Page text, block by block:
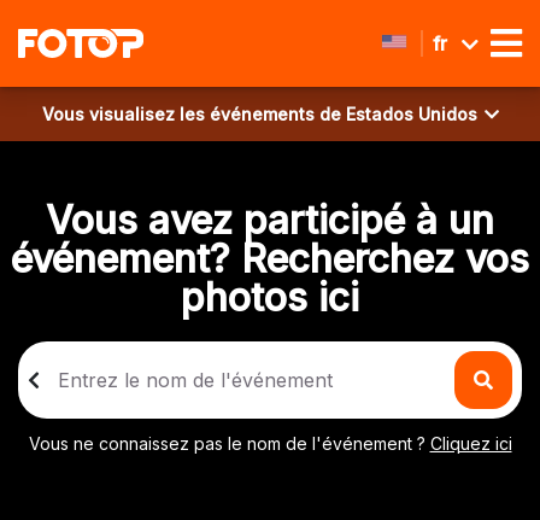
fr
Vous visualisez les événements de Estados Unidos
Vous avez participé à un
événement? Recherchez vos
photos ici
Vous ne connaissez pas le nom de l'événement ? Cliquez ici